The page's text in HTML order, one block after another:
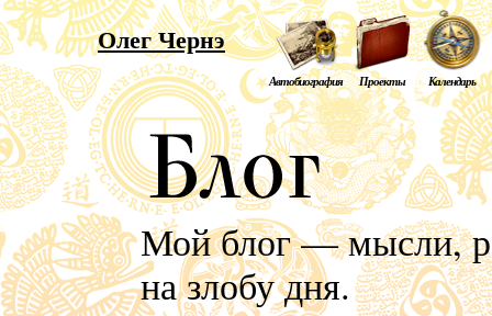
Олег Чернэ
Автобиография Проекты Календарь
Мой блог — мысли,
на злобу дня.